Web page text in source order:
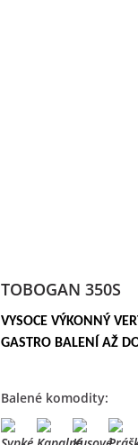
TOBOGAN 350S
VYSOCE VÝKONNÝ
GASTRO BALENÍ AŽ
Balené komodity: